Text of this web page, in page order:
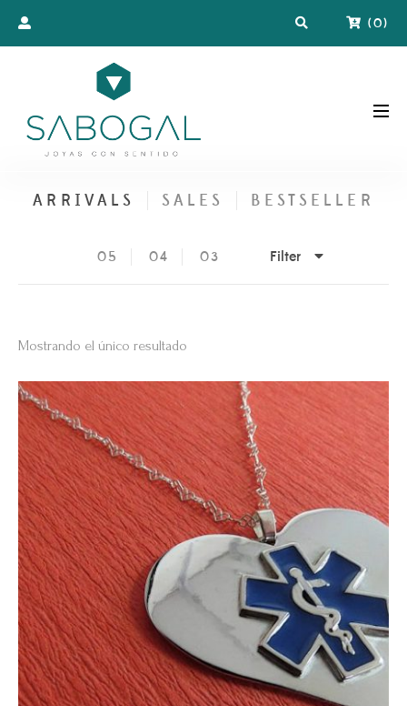
(0)
ARRIVALS SALES BESTSELLER
05 04 03 Filter
Mostrando el único resultado